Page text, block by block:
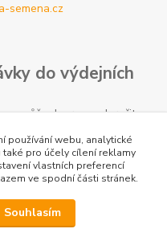
semena.cz
do výdejních
může dopravce doručit
k reklamaci.
používání webu, analytické
pro účely cílení reklamy
vlastních preferencí
ve spodní části stránek.
Souhlasím